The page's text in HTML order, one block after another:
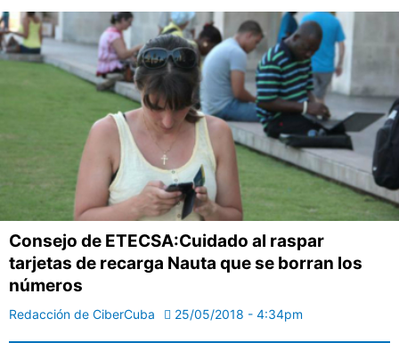
Consejo de ETECSA:Cuidado al raspar
tarjetas de recarga Nauta que se borran los
números
Redacción de CiberCuba 25/05/2018 - 4:34pm